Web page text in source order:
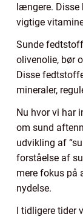
længere. Disse
vigtige
Sunde
olivenolie, bør
Disse
mineraler,
Nu hvor vi har
om sund
udvikling af
forståelse af
mere fokus på
nydelse.
I tidligere tider